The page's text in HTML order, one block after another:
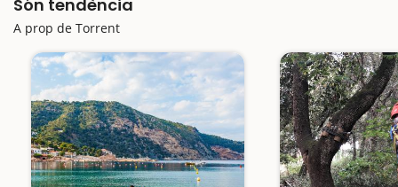
Són tendència
A prop de Torrent